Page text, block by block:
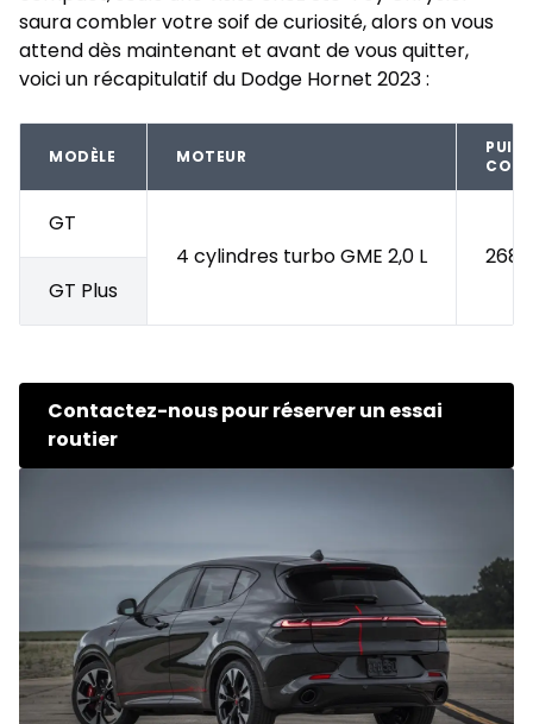
saura combler votre soif de curiosité, alors on vous
attend dès maintenant et avant de vous quitter,
voici un récapitulatif du Dodge Hornet 2023 :
MODÈLE MOTEUR
GT
4 cylindres turbo GME 2,0 L
268
GT Plus
Contactez-nous pour réserver un essai
routier